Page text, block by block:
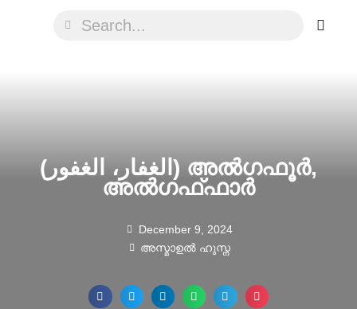
(الغفار، الغفور) അൽഗഫൂർ,
അൽഗഫ്ഫാർ
December 9, 2024
അസ്മാഉല്‍ ഹുസ്ന